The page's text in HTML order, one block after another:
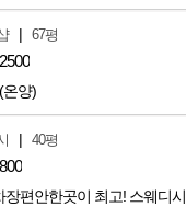
| 67평
2500
온양)
| 40평
장편안한곳이 최고! 스웨디시